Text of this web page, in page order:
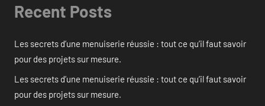
Recent Posts
Les secrets d’une menuiserie réussie : tout ce qu’il faut savoir
pour des projets sur mesure.
Les secrets d’une menuiserie réussie : tout ce qu’il faut savoir
pour des projets sur mesure.